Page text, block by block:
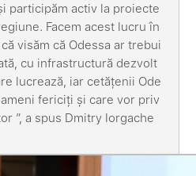
participăm activ la proiecte
Facem acest lucru în
visăm că Odessa ar trebui
cu infrastructură dezvolt
lucrează, iar cetățenii Ode
fericiți și care vor priv
”, a spus Dmitry Iorgache